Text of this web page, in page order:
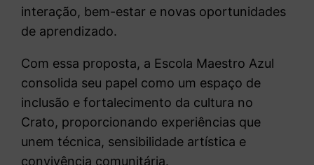
interação, bem-estar e novas oportunidades
de aprendizado.
Com essa proposta, a Escola Maestro Azul
consolida seu papel como um espaço de
inclusão e fortalecimento da cultura no
Crato, proporcionando experiências que
unem técnica, sensibilidade artística e
convivência comunitária.